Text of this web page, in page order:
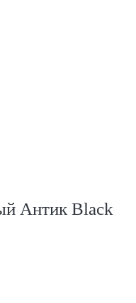
Антик Black